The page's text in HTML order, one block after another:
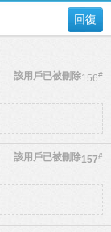
回復
156#
該用戶已被刪除
157#
該用戶已被刪除